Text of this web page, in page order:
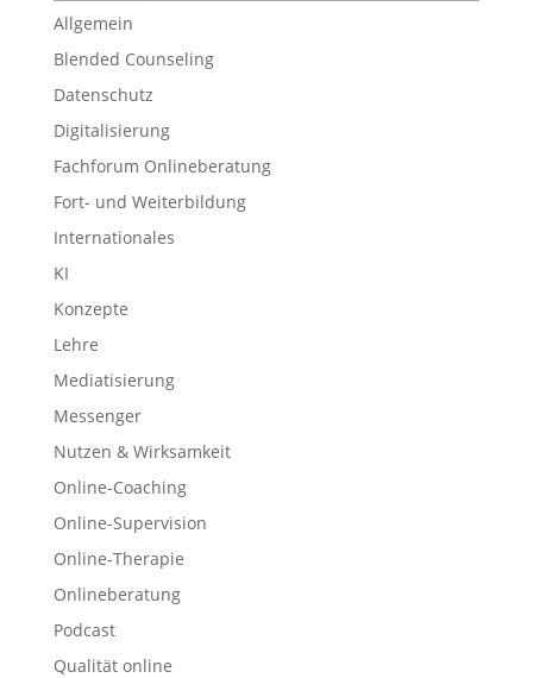
Allgemein
Blended Counseling
Datenschutz
Digitalisierung
Fachforum Onlineberatung
Fort- und Weiterbildung
Internationales
KI
Konzepte
Lehre
Mediatisierung
Messenger
Nutzen & Wirksamkeit
Online-Coaching
Online-Supervision
Online-Therapie
Onlineberatung
Podcast
Qualität online